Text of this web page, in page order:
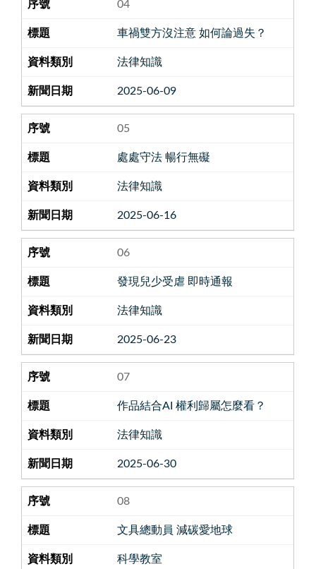
04
車禍雙方沒注意 如何論過失？
法律知識
2025-06-09
05
處處守法 暢行無礙
法律知識
2025-06-16
06
發現兒少受虐 即時通報
法律知識
2025-06-23
07
作品結合AI 權利歸屬怎麼看？
法律知識
2025-06-30
08
文具總動員 減碳愛地球
科學教室